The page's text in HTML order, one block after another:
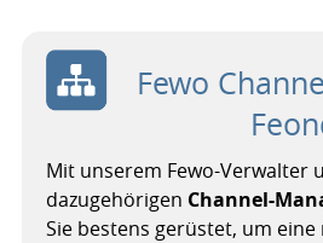
Fewo
Mit unserem Fewo-Verwalter
dazu­gehörigen Channel-
Sie bestens gerüstet, um